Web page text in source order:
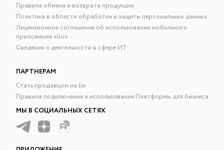
Правила обмена и возврата продукции
Политика в области обработки и защиты персональных данных
Лицензионное соглашение об использовании мобильного
приложения «lío»
Сведения о деятельности в сфере ИТ
ПАРТНЕРАМ
Стать продавцом на lio
Правила подключения и использования Платформы для бизнеса
МЫ В СОЦИАЛЬНЫХ СЕТЯХ